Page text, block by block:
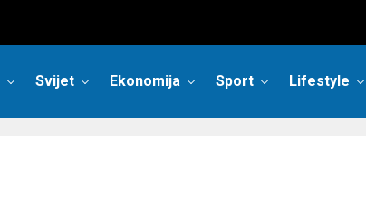
Svijet Ekonomija Sport Lifestyle